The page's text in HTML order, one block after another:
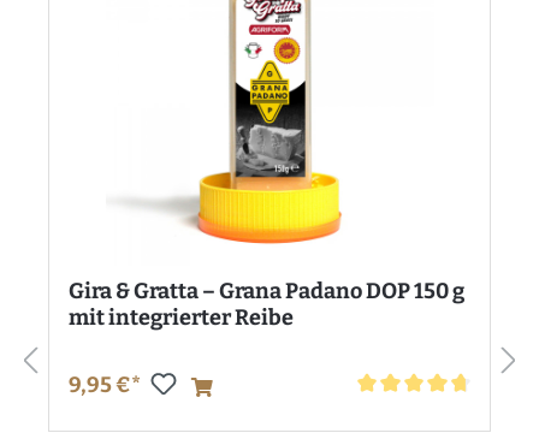
Gira & Gratta – Grana Padano DOP 150 g
mit integrierter Reibe
9,95 €*